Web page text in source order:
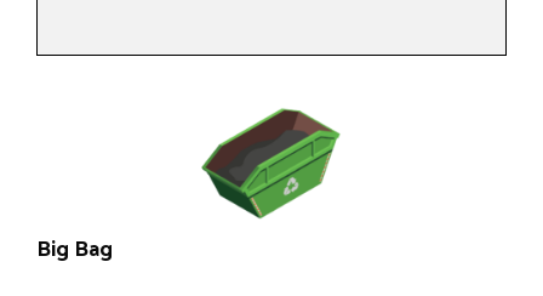
Big Bag